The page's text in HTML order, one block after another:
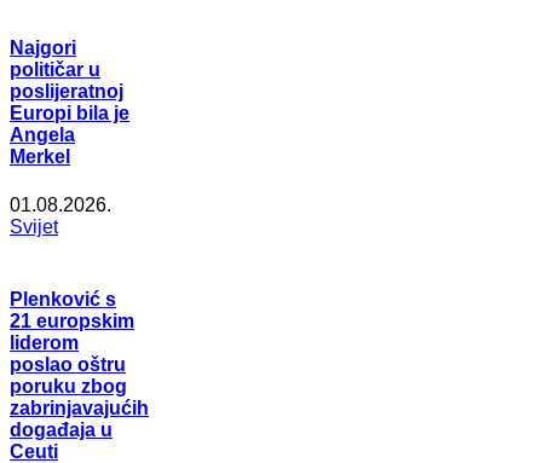
Najgori
političar u
poslijeratnoj
Europi bila je
Angela
Merkel
01.08.2026.
Svijet
Plenković s
21 europskim
liderom
poslao oštru
poruku zbog
zabrinjavajućih
događaja u
Ceuti